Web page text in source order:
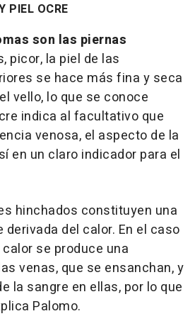
PIEL OCRE
son las piernas
picor, la piel de las
se hace más fina y seca
vello, lo que se conoce
indica al facultativo que
venosa, el aspecto de la
en un claro indicador para el
hinchados constituyen una
del calor. En el caso
se produce una
venas, que se ensanchan, y
la sangre en ellas, por lo que
Palomo.